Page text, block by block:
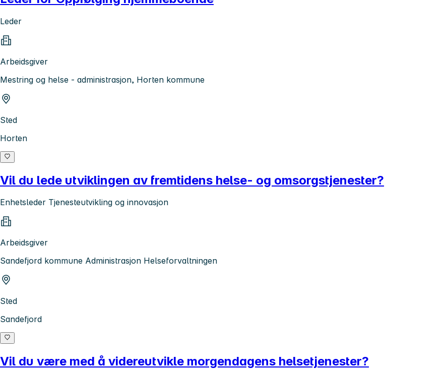
Leder
Arbeidsgiver
Mestring og helse - administrasjon, Horten kommune
Sted
Horten
Vil du lede utviklingen av fremtidens helse- og omsorgstjenester?
Enhetsleder Tjenesteutvikling og innovasjon
Arbeidsgiver
Sandefjord kommune Administrasjon Helseforvaltningen
Sted
Sandefjord
Vil du være med å videreutvikle morgendagens helsetjenester?